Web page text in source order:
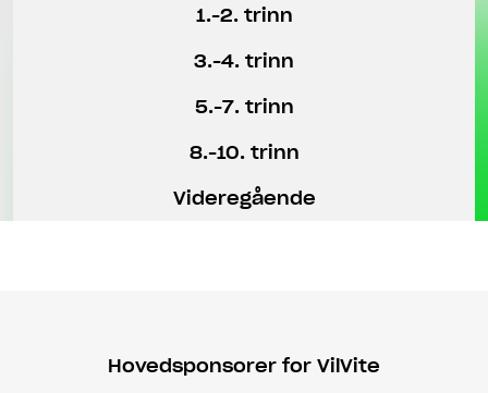
1.-2. trinn
3.-4. trinn
5.-7. trinn
8.-10. trinn
Videregående
Hovedsponsorer for VilVite